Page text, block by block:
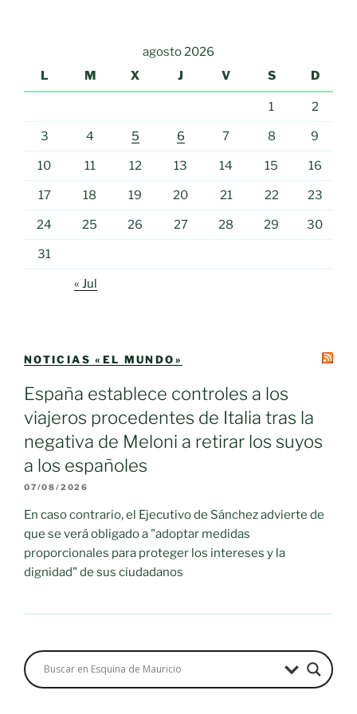
agosto 2026
L
M X J V S D
1 2
3 4 5 6 7 8 9
10 11 12 13 14 15 16
17 18 19 20 21 22 23
24 25 26 27 28 29 30
31
« Jul
NOTICIAS «EL MUNDO»
España establece controles a los
viajeros procedentes de Italia tras la
negativa de Meloni a retirar los suyos
a los españoles
07/08/2026
En caso contrario, el Ejecutivo de Sánchez advierte de
que se verá obligado a "adoptar medidas
proporcionales para proteger los intereses y la
dignidad" de sus ciudadanos